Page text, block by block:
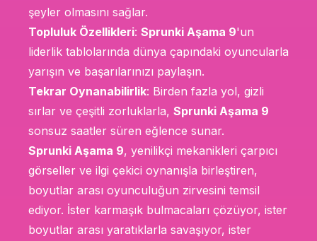
şeyler olmasını sağlar.
Topluluk Özellikleri: Sprunki Aşama 9'un
liderlik tablolarında dünya çapındaki oyuncularla
yarışın ve başarılarınızı paylaşın.
Tekrar Oynanabilirlik: Birden fazla yol, gizli
sırlar ve çeşitli zorluklarla, Sprunki Aşama 9
sonsuz saatler süren eğlence sunar.
Sprunki Aşama 9, yenilikçi mekanikleri çarpıcı
görseller ve ilgi çekici oynanışla birleştiren,
boyutlar arası oyunculuğun zirvesini temsil
ediyor. İster karmaşık bulmacaları çözüyor, ister
boyutlar arası yaratıklarla savaşıyor, ister